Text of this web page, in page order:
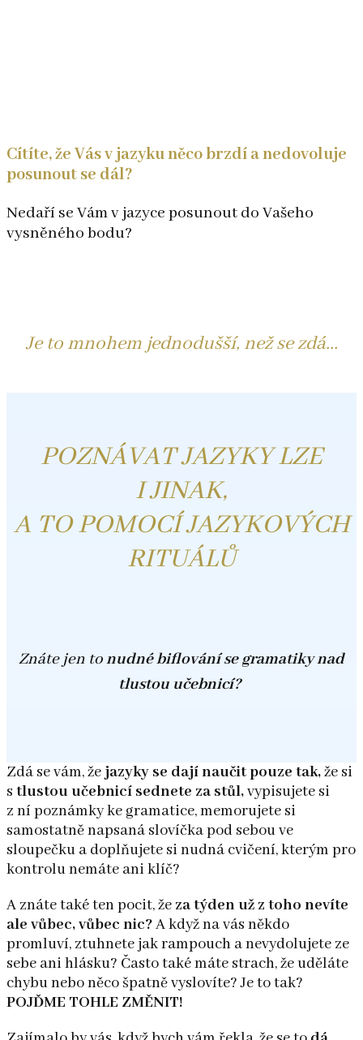
Cítíte, že Vás v jazyku něco brzdí a nedovoluje
posunout se dál?
Nedaří se Vám v jazyce posunout do Vašeho
vysněného bodu?
Je to mnohem jednodušší, než se zdá...
POZNÁVAT JAZYKY LZE
I JINAK,
A TO POMOCÍ JAZYKOVÝCH
RITUÁLŮ
Znáte jen tonudné biflování se gramatiky nad
tlustou učebnicí?
Zdá se vám, žejazyky se dají naučit pouze tak,že si
s tlustou učebnicí sednete za stůl,vypisujete si
z ní poznámky ke gramatice, memorujete si
samostatně napsaná slovíčka pod sebou ve
sloupečku a doplňujete si nudná cvičení, kterým pro
kontrolu nemáte ani klíč?
A znáte také ten pocit, že za týden už z toho nevíte
ale vůbec, vůbec nic?A když na vás někdo
promluví, ztuhnete jak rampouch a nevydolujete ze
sebe ani hlásku? Často také máte strach, že uděláte
chybu nebo něco špatně vyslovíte? Je to tak?
POJĎME TOHLE ZMĚNIT!